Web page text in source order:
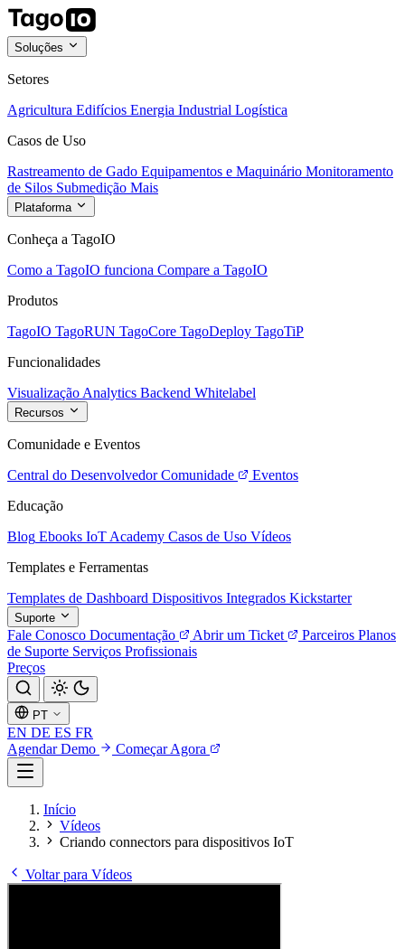
Soluções
Setores
Agricultura Edifícios Energia Industrial Logística
Casos de Uso
Rastreamento de Gado Equipamentos e Maquinário Monitoramento
de Silos Submedição Mais
Plataforma
Conheça a TagoIO
Como a TagoIO funciona Compare a TagoIO
Produtos
TagoIO TagoRUN TagoCore TagoDeploy TagoTiP
Funcionalidades
Visualização Analytics Backend Whitelabel
Recursos
Comunidade e Eventos
Central do Desenvolvedor Comunidade
Eventos
Educação
Blog Ebooks IoT Academy Casos de Uso Vídeos
Templates e Ferramentas
Templates de Dashboard Dispositivos Integrados Kickstarter
Suporte
Fale Conosco Documentação Abrir um Ticket Parceiros Planos
de Suporte Serviços Profissionais
Preços
PT
EN DE ES FR
Agendar Demo
Começar Agora
Início
Vídeos
Criando connectors para dispositivos IoT
Voltar para Vídeos